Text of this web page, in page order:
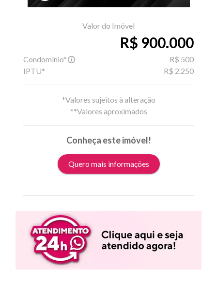
Valor do Imóvel
R$ 900.000
Condomínio*
R$ 500
IPTU*
R$ 2.250
*Valores sujeitos à alteração
**Valores aproximados
Conheça este imóvel!
Quero mais informações